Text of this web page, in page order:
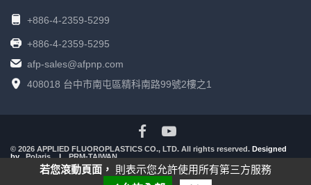
+886-4-2359-5299
+886-4-2359-5295
afp-sales@afpnp.com
408018 台中市南屯區精科南路99號2樓之1
© 2026 APPLIED FLUOROPLASTICS CO., LTD. All rights reserved. Designed
by
Polaris | PRM-TAIWAN
若您滾動頁面， 則表示您允許使用所有第三方服務